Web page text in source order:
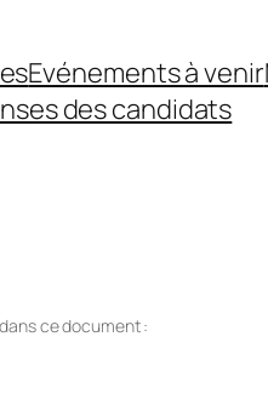
Evénements à venir
des candidats
ce document :